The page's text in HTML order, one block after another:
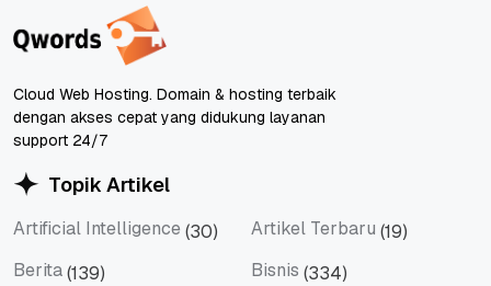
Cloud Web Hosting. Domain & hosting terbaik
dengan akses cepat yang didukung layanan
support 24/7
Topik Artikel
Artificial Intelligence (30) Artikel Terbaru (19)
Berita(139) Bisnis (334)